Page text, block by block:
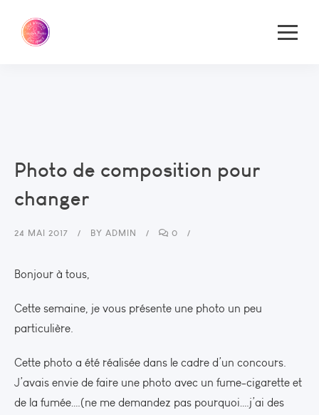
Photo de composition pour
changer
24 MAI 2017 BY ADMIN 0
Bonjour à tous,
Cette semaine, je vous présente une photo un peu
particulière.
Cette photo a été réalisée dans le cadre d’un concours.
J’avais envie de faire une photo avec un fume-cigarette et
de la fumée….(ne me demandez pas pourquoi….j’ai des